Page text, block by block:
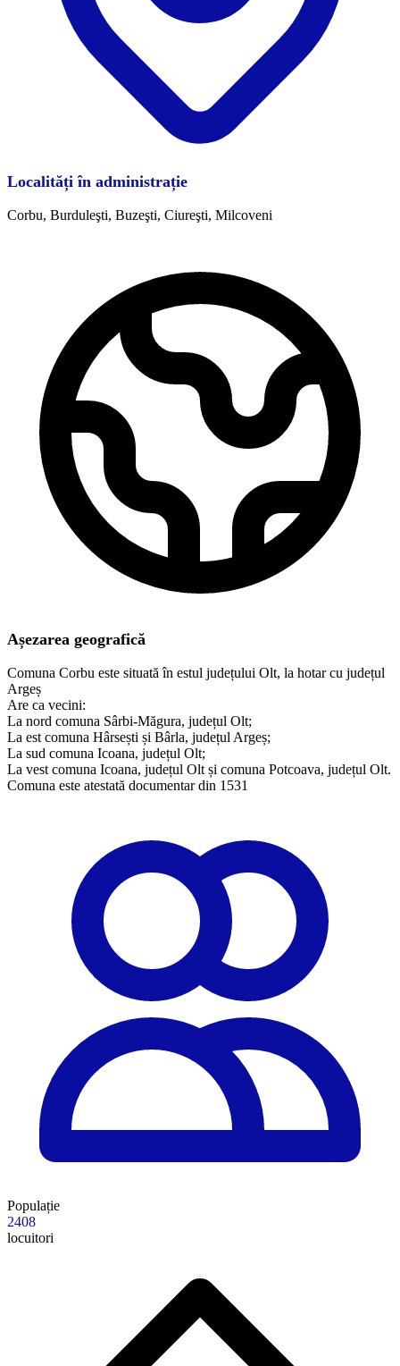
Localități în administrație
Corbu, Burduleşti, Buzeşti, Ciureşti, Milcoveni
Așezarea geografică
Comuna Corbu este situată în estul județului Olt, la hotar cu județul
Argeș
Are ca vecini:
La nord comuna Sârbi-Măgura, județul Olt;
La est comuna Hârsești și Bârla, județul Argeș;
La sud comuna Icoana, județul Olt;
La vest comuna Icoana, județul Olt și comuna Potcoava, județul Olt.
Comuna este atestată documentar din 1531
Populație
2408
locuitori